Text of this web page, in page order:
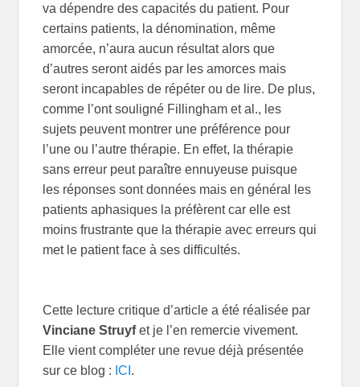
va dépendre des capacités du patient. Pour
certains patients, la dénomination, même
amorcée, n’aura aucun résultat alors que
d’autres seront aidés par les amorces mais
seront incapables de répéter ou de lire. De plus,
comme l’ont souligné Fillingham et al., les
sujets peuvent montrer une préférence pour
l’une ou l’autre thérapie. En effet, la thérapie
sans erreur peut paraître ennuyeuse puisque
les réponses sont données mais en général les
patients aphasiques la préfèrent car elle est
moins frustrante que la thérapie avec erreurs qui
met le patient face à ses difficultés.
Cette lecture critique d’article a été réalisée par
Vinciane Struyfet je l’en remercie vivement.
Elle vient compléter une revue déjà présentée
sur ce blog : ICI .